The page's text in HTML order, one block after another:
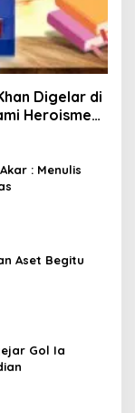
Digelar di
Heroisme
: Menulis
Aset Begitu
Gol Ia